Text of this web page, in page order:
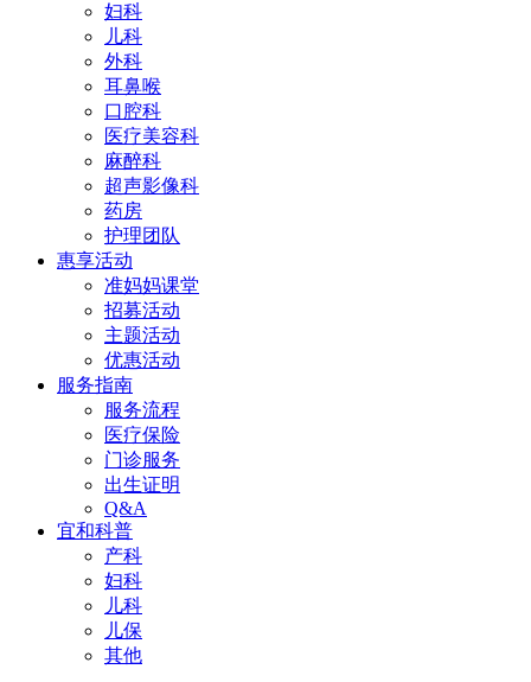
妇科
儿科
外科
耳鼻喉
口腔科
医疗美容科
麻醉科
超声影像科
药房
护理团队
惠享活动
准妈妈课堂
招募活动
主题活动
优惠活动
服务指南
服务流程
医疗保险
门诊服务
出生证明
Q&A
宜和科普
产科
妇科
儿科
儿保
其他